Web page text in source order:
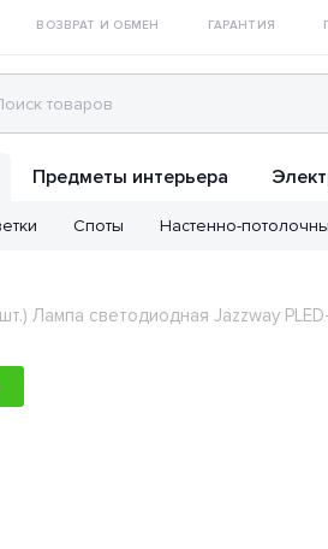
ВОЗВРАТ И ОБМЕН ГАРАНТИЯ
Споты Настенно-
Предметы интерьера
Лампа светодиодная Jazzway